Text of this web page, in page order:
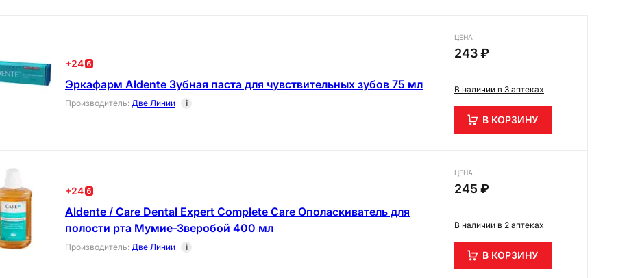
+24
Эркафарм Aldente Зубная паста для чувствительных зубов 75 мл
Производитель: Две Линии i
ЦЕНА
243 ₽
В наличии в 3 аптеках
В КОРЗИНУ
+24
Aldente / Care Dental Expert Complete Care Ополаскиватель для
полости рта Мумие-Зверобой 400 мл
Производитель: Две Линии i
ЦЕНА
245 ₽
В наличии в 2 аптеках
В КОРЗИНУ